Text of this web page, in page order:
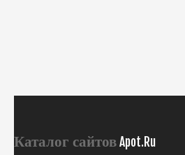
Каталог сайтовApot.Ru